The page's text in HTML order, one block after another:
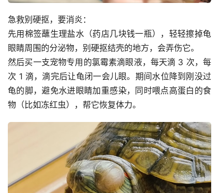
急救别硬抠，要消炎：
先用棉签蘸生理盐水（药店几块钱一瓶），轻轻擦掉龟
眼睛周围的分泌物，别硬抠结壳的地方，会弄伤它。
然后买一支宠物专用的氯霉素滴眼液，每天滴 3 次，每
次 1 滴，滴完后让龟闭一会儿眼。期间水位降到刚没过
龟的脚，避免水进眼睛加重感染，同时喂点高蛋白的食
物（比如冻红虫），帮它恢复体力。